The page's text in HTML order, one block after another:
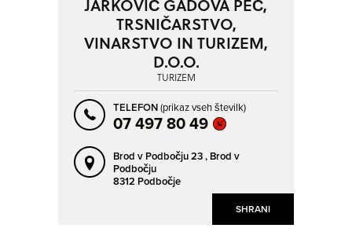
SHRANI
TRSNIČARSTVO,
VINARSTVO IN TURIZEM,
D.O.O.
TURIZEM
TELEFON(prikaz vseh številk)
07 497 80 49
Brod v Podbočju 23 , Brod v
Podbočju
8312 Podbočje